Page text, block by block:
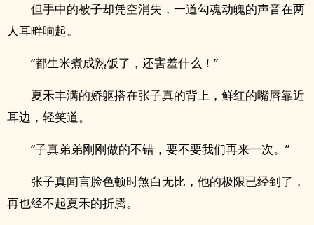
但手中的被子却凭空消失，一道勾魂动魄的声音在两
人耳畔响起。
“都生米煮成熟饭了，还害羞什么！”
夏禾丰满的娇躯搭在张子真的背上，鲜红的嘴唇靠近
耳边，轻笑道。
“子真弟弟刚刚做的不错，要不要我们再来一次。”
张子真闻言脸色顿时煞白无比，他的极限已经到了，
再也经不起夏禾的折腾。